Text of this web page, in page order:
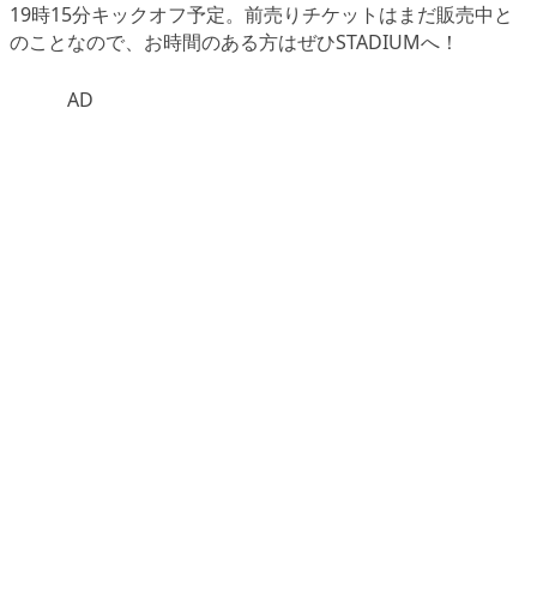
19時15分キックオフ予定。前売りチケットはまだ販売中と
のことなので、お時間のある方はぜひSTADIUMへ！
AD